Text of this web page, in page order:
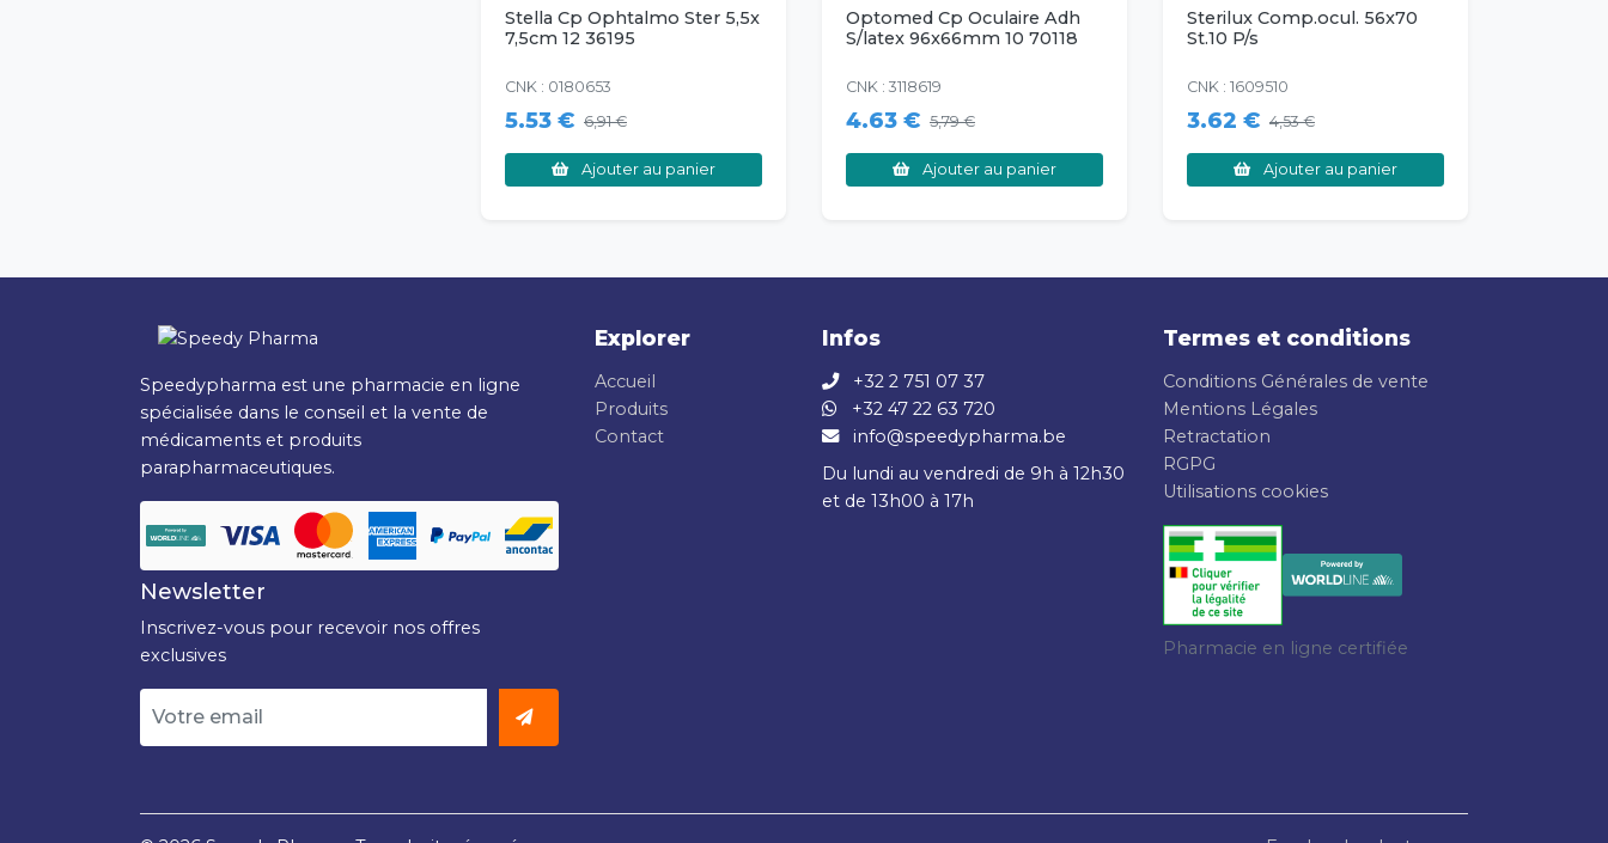
Stella Cp Ophtalmo Ster 5,5x
7,5cm 12 36195
CNK : 0180653
5.53 € 6,91 €
Ajouter au panier
Optomed Cp Oculaire Adh
S/latex 96x66mm 10 70118
CNK : 3118619
4.63 € 5,79 €
Ajouter au panier
Sterilux Comp.ocul. 56x70
St.10 P/s
CNK : 1609510
3.62 € 4,53 €
Ajouter au panier
Speedypharma est une pharmacie en ligne
spécialisée dans le conseil et la vente de
médicaments et produits
parapharmaceutiques.
Newsletter
Inscrivez-vous pour recevoir nos offres
exclusives
Explorer
Accueil
Produits
Contact
Infos
+32 2 751 07 37
+32 47 22 63 720
info@speedypharma.be
Du lundi au vendredi de 9h à 12h30
et de 13h00 à 17h
Termes et conditions
Conditions Générales de vente
Mentions Légales
Retractation
RGPG
Utilisations cookies
Pharmacie en ligne certifiée